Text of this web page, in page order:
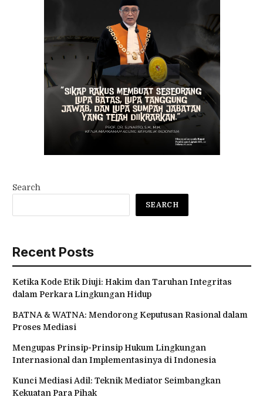
Search
SEARCH
Recent Posts
Ketika Kode Etik Diuji: Hakim dan Taruhan Integritas
dalam Perkara Lingkungan Hidup
BATNA & WATNA: Mendorong Keputusan Rasional dalam
Proses Mediasi
Mengupas Prinsip-Prinsip Hukum Lingkungan
Internasional dan Implementasinya di Indonesia
Kunci Mediasi Adil: Teknik Mediator Seimbangkan
Kekuatan Para Pihak